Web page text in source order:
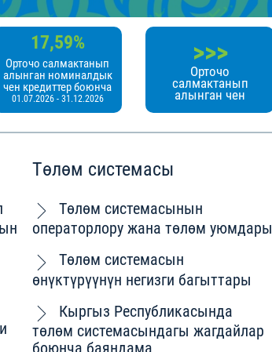
Орточо салмактанып
алынган номиналдык
чен кредиттер боюнча
01.07.2026 - 31.12.2026
17,59%
Орточо
салмактанып
алынган чен
>>>
Төлөм системасы
Төлөм системасынын
операторлору жана төлөм уюмдары
Төлөм системасын
өнүктүрүүнүн негизги багыттары
Кыргыз Республикасында
төлөм системасындагы жагдайлар
боюнча баяндама